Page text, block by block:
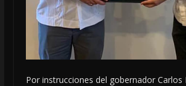
Por instrucciones del gobernador Carlos